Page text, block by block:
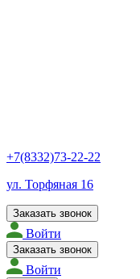
+7(8332)73-22-22
ул. Торфяная 16
Заказать звонок
Войти
Заказать звонок
Войти